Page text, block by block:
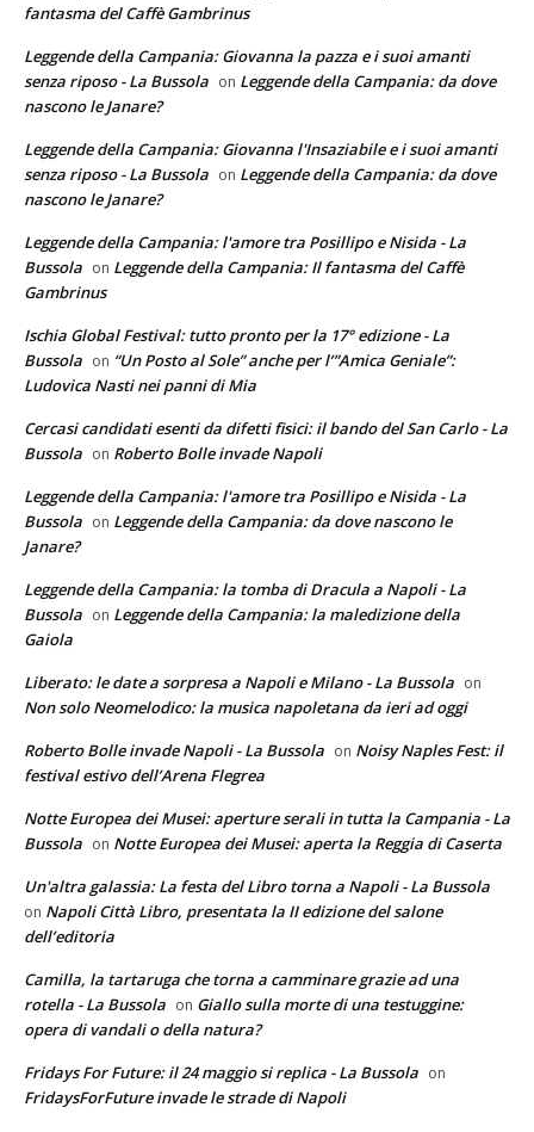
fantasma del Caffè Gambrinus
Leggende della Campania: Giovanna la pazza e i suoi amanti
senza riposo - La Bussola on Leggende della Campania: da dove
nascono le Janare?
Leggende della Campania: Giovanna l'Insaziabile e i suoi amanti
senza riposo - La Bussola on Leggende della Campania: da dove
nascono le Janare?
Leggende della Campania: l'amore tra Posillipo e Nisida - La
Bussola on Leggende della Campania: Il fantasma del Caffè
Gambrinus
Ischia Global Festival: tutto pronto per la 17° edizione - La
Bussola on “Un Posto al Sole” anche per l’”Amica Geniale”:
Ludovica Nasti nei panni di Mia
Cercasi candidati esenti da difetti fisici: il bando del San Carlo - La
Bussola on Roberto Bolle invade Napoli
Leggende della Campania: l'amore tra Posillipo e Nisida - La
Bussola on Leggende della Campania: da dove nascono le
Janare?
Leggende della Campania: la tomba di Dracula a Napoli - La
Bussola on Leggende della Campania: la maledizione della
Gaiola
Liberato: le date a sorpresa a Napoli e Milano - La Bussola on
Non solo Neomelodico: la musica napoletana da ieri ad oggi
Roberto Bolle invade Napoli - La Bussola on Noisy Naples Fest: il
festival estivo dell’Arena Flegrea
Notte Europea dei Musei: aperture serali in tutta la Campania - La
Bussola on Notte Europea dei Musei: aperta la Reggia di Caserta
Un'altra galassia: La festa del Libro torna a Napoli - La Bussola
on Napoli Città Libro, presentata la II edizione del salone
dell’editoria
Camilla, la tartaruga che torna a camminare grazie ad una
rotella - La Bussola on Giallo sulla morte di una testuggine:
opera di vandali o della natura?
Fridays For Future: il 24 maggio si replica - La Bussola on
FridaysForFuture invade le strade di Napoli